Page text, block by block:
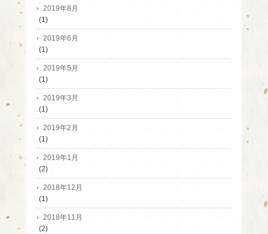
2019年8月
(1)
2019年6月
(1)
2019年5月
(1)
2019年3月
(1)
2019年2月
(1)
2019年1月
(2)
2018年12月
(1)
2018年11月
(2)